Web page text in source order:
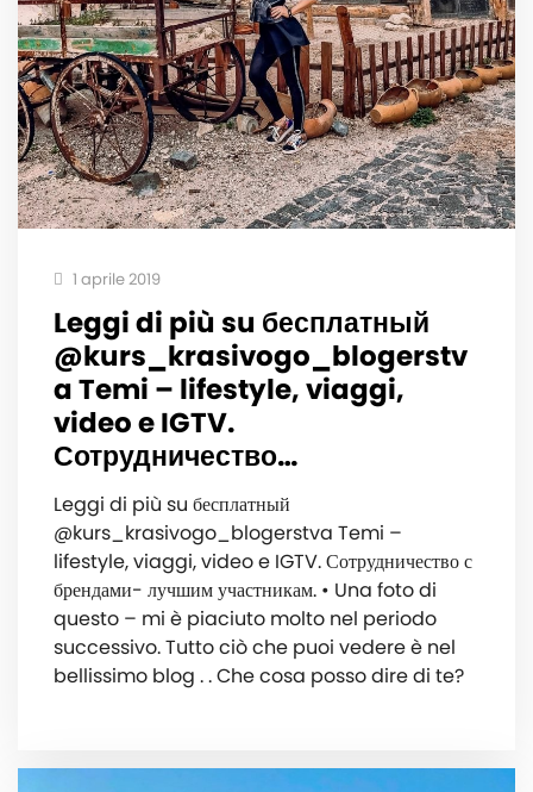
1 aprile 2019
Leggi di più su бесплатный
@kurs_krasivogo_blogerstv
a Temi – lifestyle, viaggi,
video e IGTV.
Сотрудничество…
Leggi di più su бесплатный
@kurs_krasivogo_blogerstva Temi –
lifestyle, viaggi, video e IGTV. Сотрудничество с
брендами- лучшим участникам. • Una foto di
questo – mi è piaciuto molto nel periodo
successivo. Tutto ciò che puoi vedere è nel
bellissimo blog ️. . Che cosa posso dire di te?